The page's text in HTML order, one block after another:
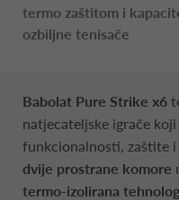
termo zaštitom i
ozbiljne tenisače
Babolat Pure Strike x6
natjecateljske igrače
funkcionalnosti, zaštite i
dvije prostrane komore
termo-izolirana